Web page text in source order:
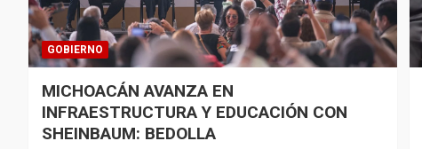
GOBIERNO
MICHOACÁN AVANZA EN
INFRAESTRUCTURA Y EDUCACIÓN CON
SHEINBAUM: BEDOLLA